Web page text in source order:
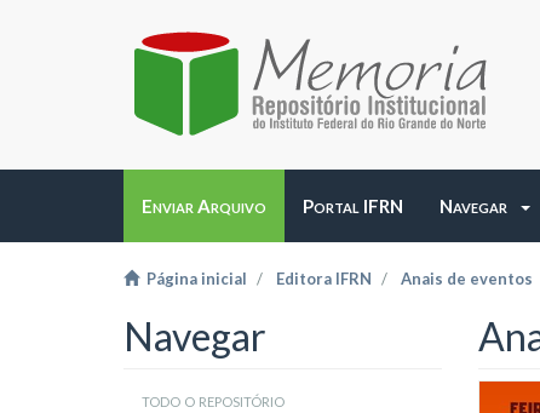
Enviar Arquivo Portal IFRN Navegar
Página inicial Editora IFRN Anais de eventos
Navegar
todo o repositório